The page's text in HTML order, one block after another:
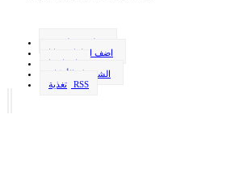
اضف اعلانك مجانا
الشروط والأحكام
تغذية RSS